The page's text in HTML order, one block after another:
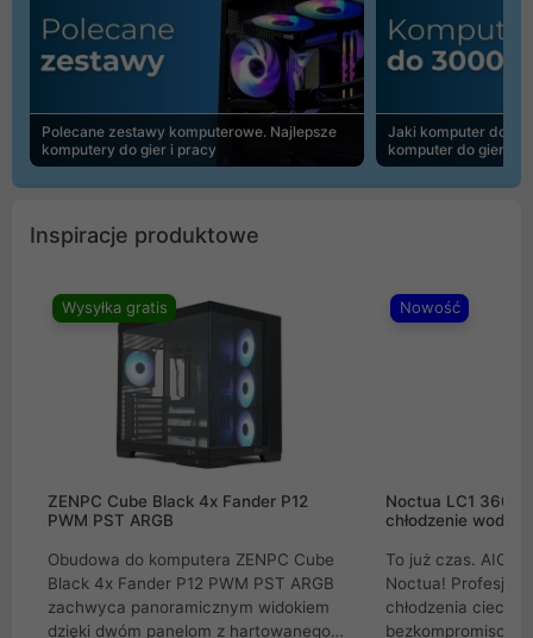
Polecane zestawy komputerowe. Najlepsze
komputery do gier i pracy
Jaki komputer do
komputer do gier |
Inspiracje produktowe
Wysyłka gratis
ZENPC Cube Black 4x Fander P12
PWM PST ARGB
Obudowa do komputera ZENPC Cube
Black 4x Fander P12 PWM PST ARGB
zachwyca panoramicznym widokiem
dzięki dwóm panelom z hartowanego
Nowość
Noctua LC1
chłodzenie wodne
To już czas. AIO
Noctua!
chłodzenia cieczą